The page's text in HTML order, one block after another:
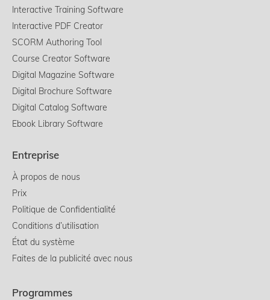
Interactive Training Software
Interactive PDF Creator
SCORM Authoring Tool
Course Creator Software
Digital Magazine Software
Digital Brochure Software
Digital Catalog Software
Ebook Library Software
Entreprise
À propos de nous
Prix
Politique de Confidentialité
Conditions d’utilisation
État du système
Faites de la publicité avec nous
Programmes